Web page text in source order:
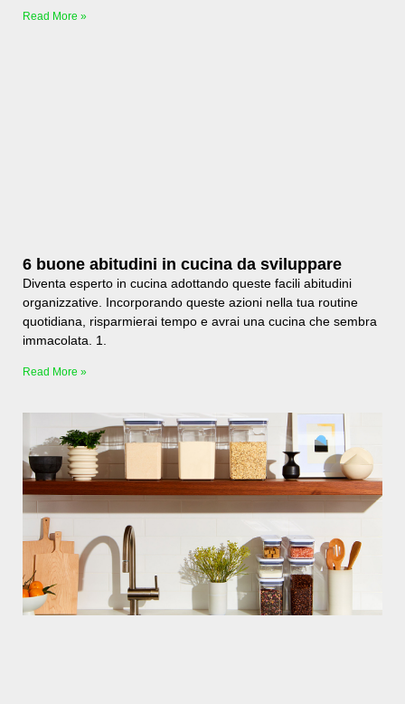
Read More »
6 buone abitudini in cucina da sviluppare
Diventa esperto in cucina adottando queste facili abitudini
organizzative. Incorporando queste azioni nella tua routine
quotidiana, risparmierai tempo e avrai una cucina che sembra
immacolata. 1.
Read More »